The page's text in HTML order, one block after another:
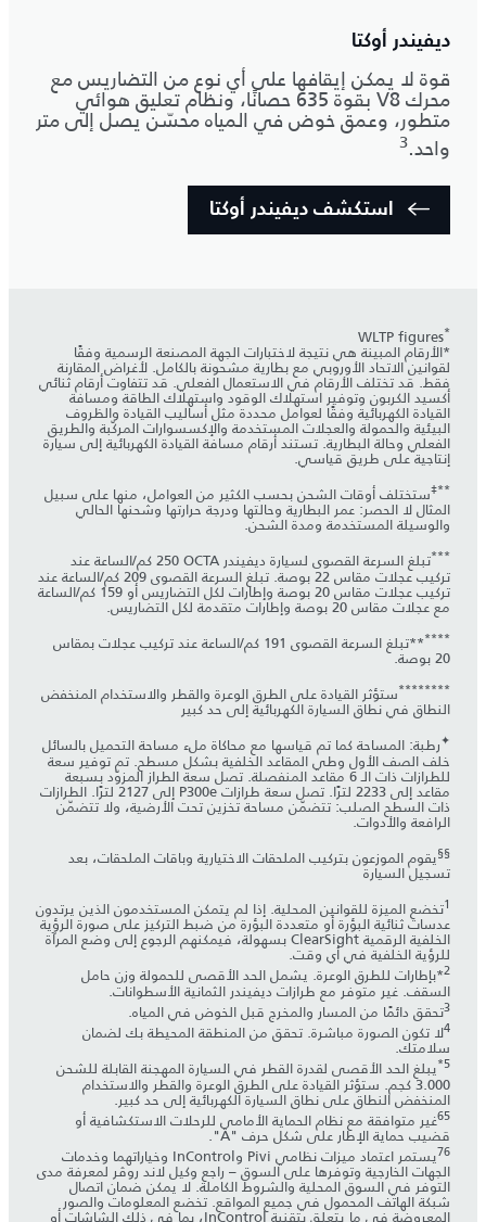
ديفيندر أوكتا
قوة لا يمكن إيقافها على أي نوع من التضاريس مع
محرك V8 بقوة 635 حصانًا، ونظام تعليق هوائي
متطور، وعمق خوض في المياه محسّن يصل إلى متر
واحد.3
استكشف ديفيندر أوكتا
*
WLTP figures
*الأرقام المبينة هي نتيجة لاختبارات الجهة المصنعة الرسمية وفقًا
لقوانين الاتحاد الأوروبي مع بطارية مشحونة بالكامل. لأغراض المقارنة
فقط. قد تختلف الأرقام في الاستعمال الفعلي. قد تتفاوت أرقام ثنائي
أكسيد الكربون وتوفير استهلاك الوقود واستهلاك الطاقة ومسافة
القيادة الكهربائية وفقًا لعوامل محددة مثل أساليب القيادة والظروف
البيئية والحمولة والعجلات المستخدمة والإكسسوارات المركّبة والطريق
الفعلي وحالة البطارية. تستند أرقام مسافة القيادة الكهربائية إلى سيارة
إنتاجية على طريق قياسي.
**
‡ستختلف أوقات الشحن بحسب الكثير من العوامل، منها على سبيل
المثال لا الحصر: عمر البطارية وحالتها ودرجة حرارتها وشحنها الحالي
والوسيلة المستخدمة ومدة الشحن.
*** تبلغ السرعة القصوى لسيارة ديفيندر OCTA‏ 250 كم/الساعة عند
تركيب عجلات مقاس 22 بوصة. تبلغ السرعة القصوى 209 كم/الساعة عند
تركيب عجلات مقاس 20 بوصة وإطارات لكل التضاريس أو 159 كم/الساعة
مع عجلات مقاس 20 بوصة وإطارات متقدمة لكل التضاريس.
**** **تبلغ السرعة القصوى 191 كم/الساعة عند تركيب عجلات بمقاس
20 بوصة.
*****
***ستؤثر القيادة على الطرق الوعرة والقطر والاستخدام المنخفض
النطاق في نطاق السيارة الكهربائية إلى حد كبير
✦رطبة: المساحة كما تم قياسها مع محاكاة ملء مساحة التحميل بالسائل
خلف الصف الأول وطي المقاعد الخلفية بشكل مسطح. تم توفير سعة
للطرازات ذات الـ 6 مقاعد المنفصلة. تصل سعة الطراز المزوّد بسبعة
مقاعد إلى 2233 لترًا. تصل سعة طرازات P300e إلى 2127 لترًا. الطرازات
ذات السطح الصلب: تتضمّن مساحة تخزين تحت الأرضية، ولا تتضمّن
الرافعة والأدوات.
§
§يقوم الموزعون بتركيب الملحقات الاختيارية وباقات الملحقات، بعد
تسجيل السيارة
1تخضع الميزة للقوانين المحلية. إذا لم يتمكن المستخدمون الذين يرتدون
عدسات ثنائية البؤرة أو متعددة البؤرة من ضبط التركيز على صورة الرؤية
الخلفية الرقمية ClearSight بسهولة، فيمكنهم الرجوع إلى وضع المرآة
للرؤية الخلفية في أي وقت.
2*بإطارات للطرق الوعرة. يشمل الحد الأقصى للحمولة وزن حامل
السقف. غير متوفر مع طرازات ديفيندر الثمانية الأسطوانات.
3تحقق دائمًا من المسار والمخرج قبل الخوض في المياه.
4لا تكون الصورة مباشرة. تحقق من المنطقة المحيطة بك لضمان
سلامتك.
5
*يبلغ الحد الأقصى لقدرة القطر في السيارة المهجنة القابلة للشحن
3.000 كجم. ستؤثر القيادة على الطرق الوعرة والقطر والاستخدام
المنخفض النطاق على نطاق السيارة الكهربائية إلى حد كبير.
65 ‎غير متوافقة مع نظام الحماية الأمامي للرحلات الاستكشافية أو
قضيب حماية الإطار على شكل حرف "A".
76 ‎يستمر اعتماد ميزات نظامي Pivi وInControl وخياراتهما وخدمات
الجهات الخارجية وتوفرها على السوق – راجع وكيل لاند روڤر لمعرفة مدى
التوفر في السوق المحلية والشروط الكاملة. لا يمكن ضمان اتصال
شبكة الهاتف المحمول في جميع المواقع. تخضع المعلومات والصور
المعروضة في ما يتعلق بتقنية InControl، بما في ذلك الشاشات أو